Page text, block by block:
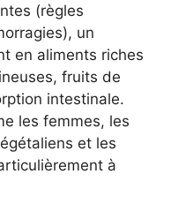
(règles
un
en aliments riches
fruits de
intestinale.
les femmes, les
et les
à